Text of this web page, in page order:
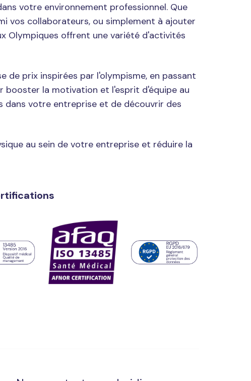
votre environnement professionnel. Que
vos collaborateurs, ou simplement à ajouter
Olympiques offrent une variété d'activités
de prix inspirées par l'olympisme, en passant
booster la motivation et l'esprit d'équipe au
dans votre entreprise et de découvrir des
au sein de votre entreprise et réduire la